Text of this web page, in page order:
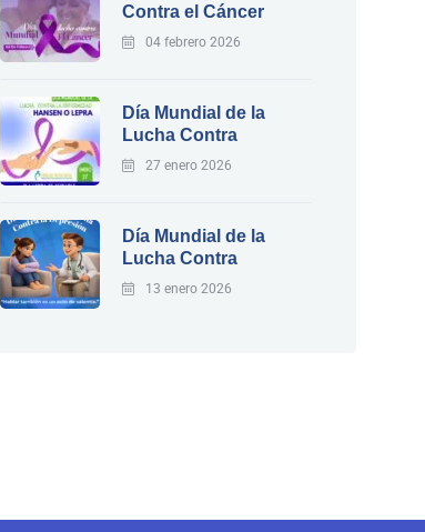
Contra el Cáncer
04 febrero 2026
Día Mundial de la
Lucha Contra
27 enero 2026
Día Mundial de la
Lucha Contra
13 enero 2026